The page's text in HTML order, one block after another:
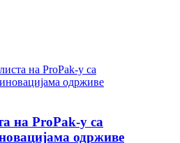
на ProPak-у са
одрживе